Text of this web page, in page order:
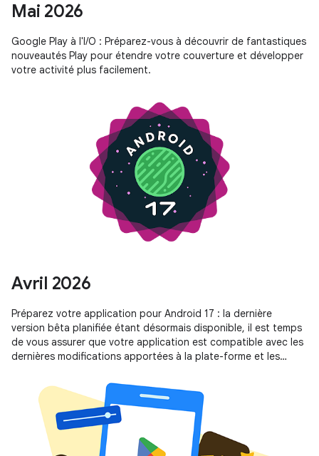
Mai 2026
Google Play à l'I/O : Préparez-vous à découvrir de fantastiques
nouveautés Play pour étendre votre couverture et développer
votre activité plus facilement.
Avril 2026
Préparez votre application pour Android 17 : la dernière
version bêta planifiée étant désormais disponible, il est temps
de vous assurer que votre application est compatible avec les
dernières modifications apportées à la plate-forme et les